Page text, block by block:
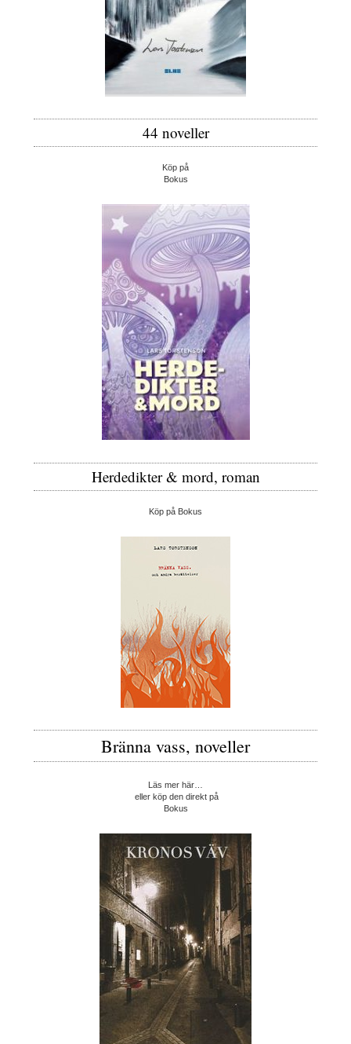
44 noveller
Köp på
Bokus
Herdedikter & mord, roman
Köp på Bokus
Bränna vass, noveller
Läs mer här…
eller köp den direkt på
Bokus